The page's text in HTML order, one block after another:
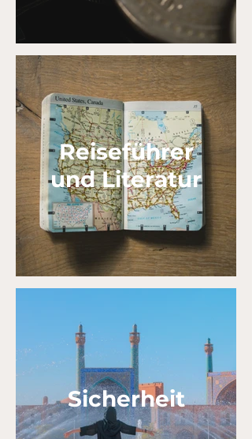
Reiseführer
und Literatur
Sicherheit